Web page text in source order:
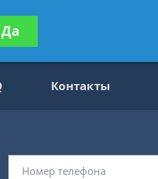
бесплатно
Контакты
Да